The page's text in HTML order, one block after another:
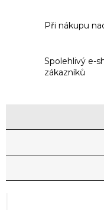
Při nákupu
Spolehlivý e-
zákazníků